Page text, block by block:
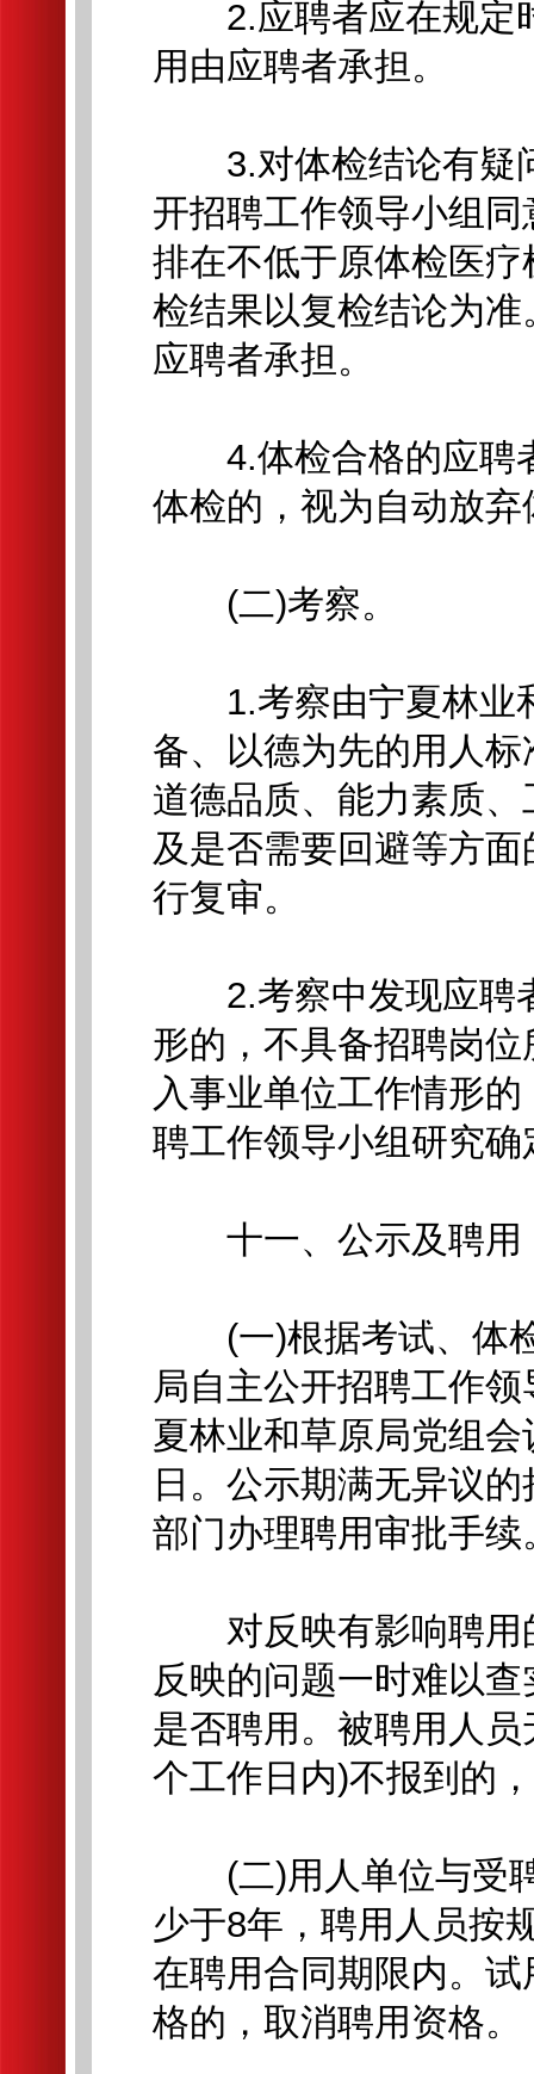
2.应聘者应在规定
用由应聘者承担。
3.对体检结论有疑
开招聘工作领导小组
排在不低于原体检医
检结果以复检结论为
应聘者承担。
4.体检合格的应聘
体检的，视为自动放弃
(二)考察。
1.考察由宁夏林业
备、以德为先的用人
道德品质、能力素质
及是否需要回避等方
行复审。
2.考察中发现应聘
形的，不具备招聘岗
入事业单位工作情形
聘工作领导小组研究
十一、公示及聘用
(一)根据考试、体检
局自主公开招聘工作
夏林业和草原局党组
日。公示期满无异议
部门办理聘用审批手续
对反映有影响聘用
反映的问题一时难以
是否聘用。被聘用人
个工作日内)不报到的
(二)用人单位与受聘
少于8年，聘用人员按
在聘用合同期限内。
格的，取消聘用资格。